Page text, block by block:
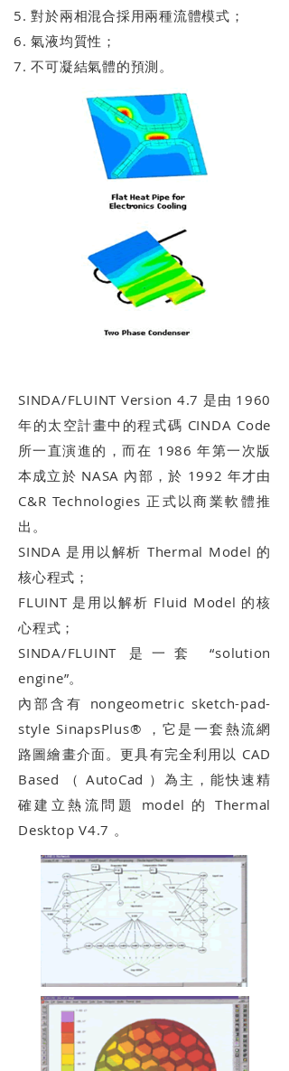
5. 對於兩相混合採用兩種流體模式；
6. 氣液均質性；
7. 不可凝結氣體的預測。
SINDA/FLUINT Version 4.7 是由 1960
年的太空計畫中的程式碼 CINDA Code
所一直演進的，而在 1986 年第一次版
本成立於 NASA 內部，於 1992 年才由
C&R Technologies 正式以商業軟體推
出。
SINDA 是用以解析 Thermal Model 的
核心程式；
FLUINT 是用以解析 Fluid Model 的核
心程式；
SINDA/FLUINT 是一套 “solution
engine”。
內部含有 nongeometric sketch-pad-
style SinapsPlus® ，它是一套熱流網
路圖繪畫介面。更具有完全利用以 CAD
Based （ AutoCad ）為主，能快速精
確建立熱流問題 model 的 Thermal
Desktop V4.7 。